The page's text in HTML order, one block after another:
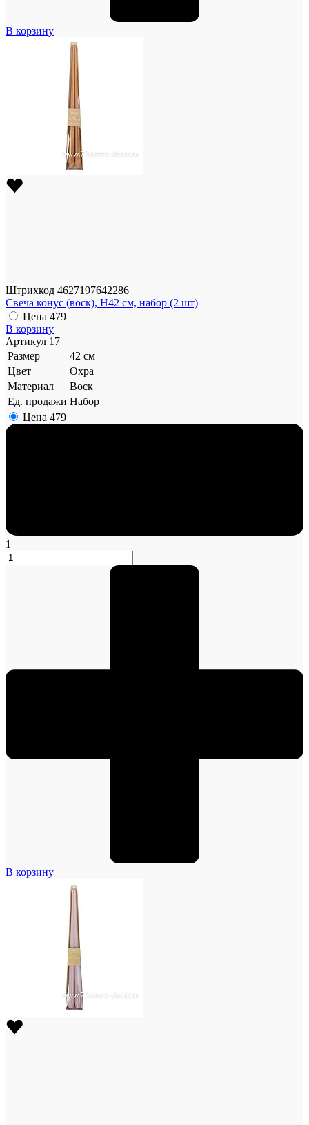
В корзину
Штрихкод 4627197642286
Свеча конус (воск), H42 см, набор (2 шт)
Цена 479
В корзину
Артикул 17
Размер
42 см
Цвет
Охра
Материал
Воск
Ед. продажи Набор
Цена 479
1
В корзину